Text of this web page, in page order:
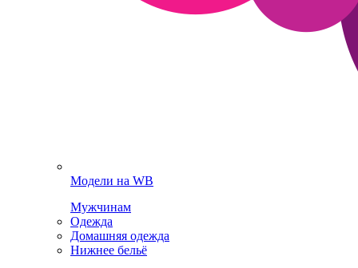
Модели на WB
Мужчинам
Одежда
Домашняя одежда
Нижнее бельё